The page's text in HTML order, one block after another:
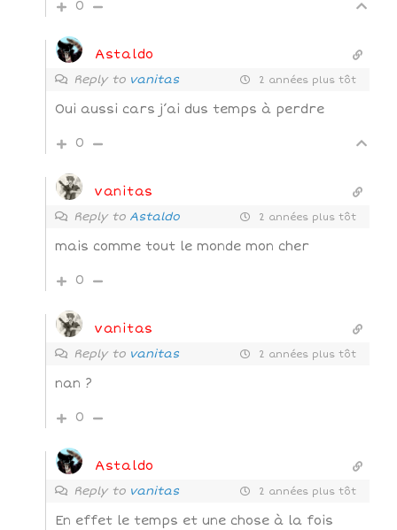
0
Astaldo
Reply to vanitas 2 années plus tôt
Oui aussi cars j’ai dus temps à perdre
0
vanitas
Reply to Astaldo 2 années plus tôt
mais comme tout le monde mon cher
0
vanitas
Reply to vanitas 2 années plus tôt
nan ?
0
Astaldo
Reply to vanitas 2 années plus tôt
En effet le temps et une chose à la fois